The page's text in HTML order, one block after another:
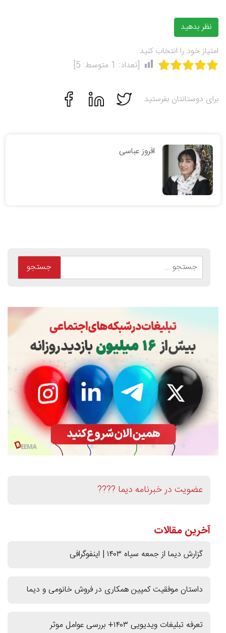
نظر بدهید
امتیاز خود را انتخاب کنید
[تعداد: 1 متوسط: 5
]
برای دوستانتان بفرستید
افروز عباسی
جستجو
برای:
عضویت در خبرنامه دیما ????
آخرین مقالات
گزارش دیما از جمعه سیاه ۱۴۰۳ | اینفوگرافی
داستان موفقیت کمپین همکاری در فروش خانومی و دیما
تعرفه تبلیغات ویدیویی ۱۴۰۳+ بررسی عوامل موثر